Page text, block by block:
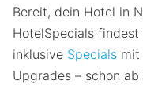
Bereit, dein Hotel in
HotelSpecials
inklusive Specials mit
Upgrades – schon